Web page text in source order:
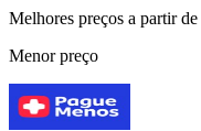
Melhores preços a partir de
Menor preço